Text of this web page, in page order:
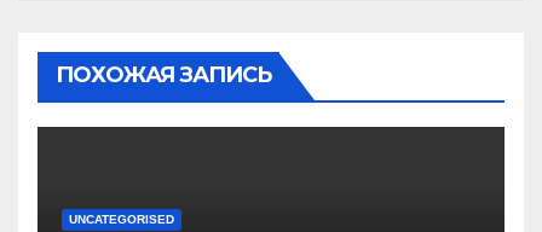
ПОХОЖАЯ ЗАПИСЬ
UNCATEGORISED